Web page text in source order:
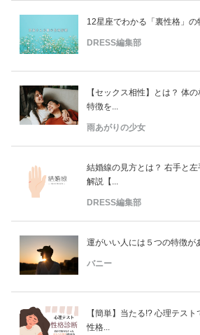
12星座でわかる「裏性格」の
DRESS編集部
【セックス相性】とは？ 体
特徴を...
雨あがりの少女
結婚線の見方とは？ 右手と
解説【...
DRESS編集部
運がいい人には５つの特徴が
バニー
【簡単】当たる!? 心理テス
性格...